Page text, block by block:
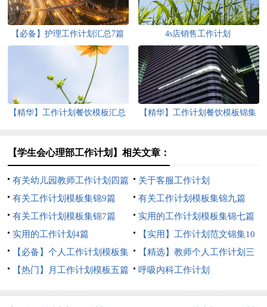
【必备】护理工作计划汇总7篇 4s店销售工作计划
【精华】工作计划餐饮模板汇总
【精华】工作计划餐饮模板锦集
【学生会心理部工作计划】相关文章：
有关幼儿园教师工作计划四篇
关于客服工作计划
有关工作计划模板集锦9篇
有关工作计划模板集锦九篇
有关工作计划模板集锦7篇
实用的工作计划模板集锦七篇
实用的工作计划4篇
【实用】工作计划范文锦集10
篇
【必备】个人工作计划模板集
锦七篇
【精选】教师个人工作计划三
篇
【热门】月工作计划模板五篇 呼吸内科工作计划